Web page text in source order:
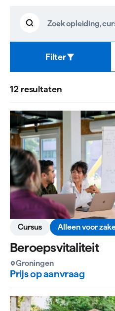
Zoek
Filter
12 resultaten
Vitaliteit
resultaten
Beroepsvitaliteit
Cursus Alleen voor
Groningen
Prijs op aanvraag